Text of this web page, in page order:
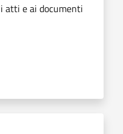
atti e ai documenti